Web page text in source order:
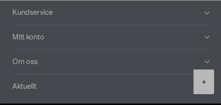
+
Sidfot
Kundservice
Mitt konto
Om oss
Aktuellt